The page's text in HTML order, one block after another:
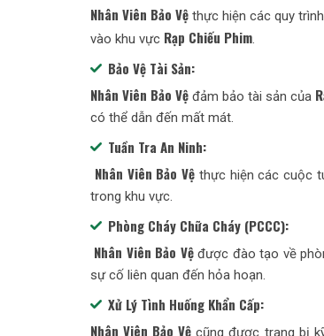
Nhân Viên Bảo Vệ thực hiện các quy
vào khu vực Rạp Chiếu Phim
Bảo Vệ Tài Sản:
Nhân Viên Bảo Vệ đảm bảo tài sản của
có thể dẫn đến mất mát.
Tuần Tra An Ninh:
Nhân Viên Bảo Vệ thực hiện các cuộc
trong khu vực.
Phòng Cháy Chữa Cháy (PCCC):
Nhân Viên Bảo Vệđược đào tạo về
sự cố liên quan đến hỏa hoạn.
Xử Lý Tình Huống Khẩn Cấp:
Nhân Viên Bảo Vệ cũng được trang bị